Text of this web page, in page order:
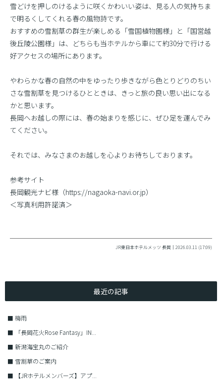
雪どけを押しのけるように咲くかわいい姿は、見る人の気持ちま
で明るくしてくれる春の風物詩です。
おすすめの雪割草の群生が楽しめる「雪国植物園様」と「国営越
後丘陵公園様」は、どちらも当ホテルから車にて約30分で行ける
好アクセスの場所にあります。
やわらかな春の自然の中をゆったり歩きながら色とりどりのちい
さな雪割草を見つけるひとときは、きっと旅の良い思い出になる
かと思います。
長岡へお越しの際には、春の始まりを感じに、ぜひ足を運んでみ
てください。
それでは、みなさまのお越しを心よりお待ちしております。
参考サイト
長岡観光ナビ様（https://nagaoka-navi.or.jp）
＜写真利用許諾済＞
JR東日本ホテルメッツ 長岡｜2026.03.11 (17:09)
最近の記事
■ 梅雨
■
「長岡花火Rose Fantasy」IN...
■ 新潟海宝丸のご紹介
■ 雪割草のご案内
■
【JRホテルメンバーズ】アプ...